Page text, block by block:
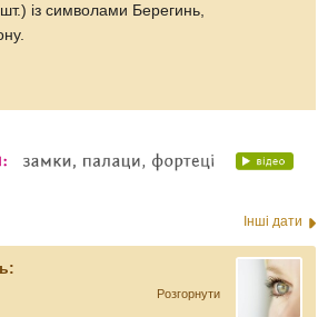
із символами Берегинь,
Інші дати
Розгорнути